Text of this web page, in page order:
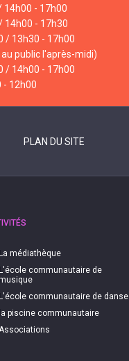
14h00 - 17h00
14h00 - 17h30
/ 13h30 - 17h00
public l'après-midi)
/ 14h00 - 17h00
- 12h00
PLAN DU SITE
La médiathèque
L'école communautaire de
L'école communautaire de danse
la piscine communautaire